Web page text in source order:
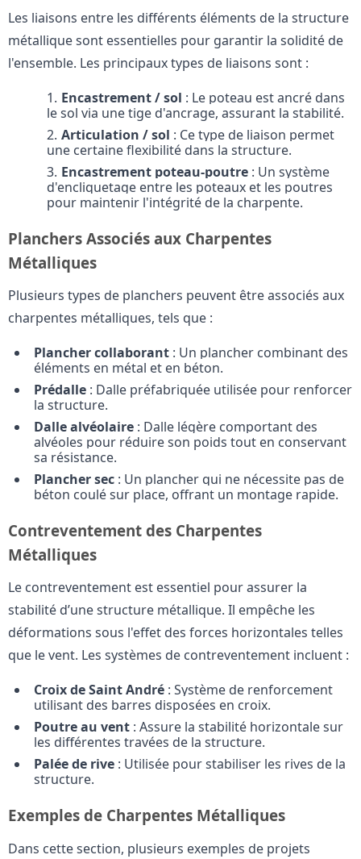
Les liaisons entre les différents éléments de la structure
métallique sont essentielles pour garantir la solidité de
l'ensemble. Les principaux types de liaisons sont :
Encastrement / sol : Le poteau est ancré dans
le sol via une tige d'ancrage, assurant la stabilité.
Articulation / sol : Ce type de liaison permet
une certaine flexibilité dans la structure.
Encastrement poteau-poutre : Un système
d'encliquetage entre les poteaux et les poutres
pour maintenir l'intégrité de la charpente.
Planchers Associés aux Charpentes
Métalliques
Plusieurs types de planchers peuvent être associés aux
charpentes métalliques, tels que :
Plancher collaborant : Un plancher combinant des
éléments en métal et en béton.
Prédalle : Dalle préfabriquée utilisée pour renforcer
la structure.
Dalle alvéolaire : Dalle légère comportant des
alvéoles pour réduire son poids tout en conservant
sa résistance.
Plancher sec : Un plancher qui ne nécessite pas de
béton coulé sur place, offrant un montage rapide.
Contreventement des Charpentes
Métalliques
Le contreventement est essentiel pour assurer la
stabilité d’une structure métallique. Il empêche les
déformations sous l'effet des forces horizontales telles
que le vent. Les systèmes de contreventement incluent :
Croix de Saint André : Système de renforcement
utilisant des barres disposées en croix.
Poutre au vent : Assure la stabilité horizontale sur
les différentes travées de la structure.
Palée de rive : Utilisée pour stabiliser les rives de la
structure.
Exemples de Charpentes Métalliques
Dans cette section, plusieurs exemples de projets